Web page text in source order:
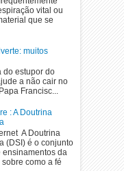
vital ou
que se
muitos
do estupor do
a não cair no
Francisc...
: A Doutrina
A Doutrina
(DSI) é o conjunto
ensinamentos da
como a fé